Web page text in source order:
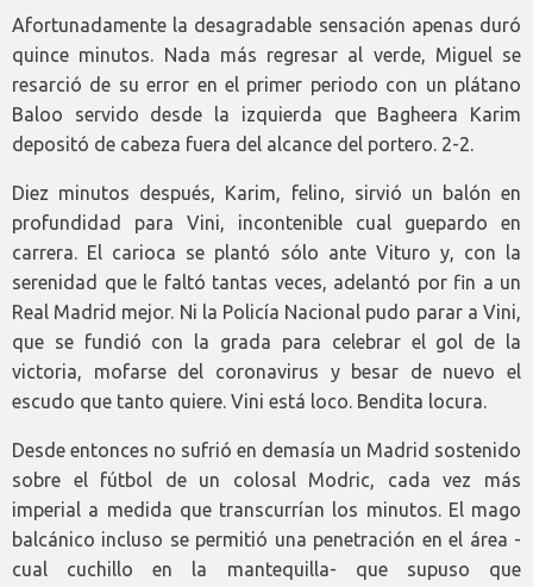
Afortunadamente la desagradable sensación apenas duró
quince minutos. Nada más regresar al verde, Miguel se
resarció de su error en el primer periodo con un plátano
Baloo servido desde la izquierda que Bagheera Karim
depositó de cabeza fuera del alcance del portero. 2-2.
Diez minutos después, Karim, felino, sirvió un balón en
profundidad para Vini, incontenible cual guepardo en
carrera. El carioca se plantó sólo ante Vituro y, con la
serenidad que le faltó tantas veces, adelantó por fin a un
Real Madrid mejor. Ni la Policía Nacional pudo parar a Vini,
que se fundió con la grada para celebrar el gol de la
victoria, mofarse del coronavirus y besar de nuevo el
escudo que tanto quiere. Vini está loco. Bendita locura.
Desde entonces no sufrió en demasía un Madrid sostenido
sobre el fútbol de un colosal Modric, cada vez más
imperial a medida que transcurrían los minutos. El mago
balcánico incluso se permitió una penetración en el área -
cual cuchillo en la mantequilla- que supuso que